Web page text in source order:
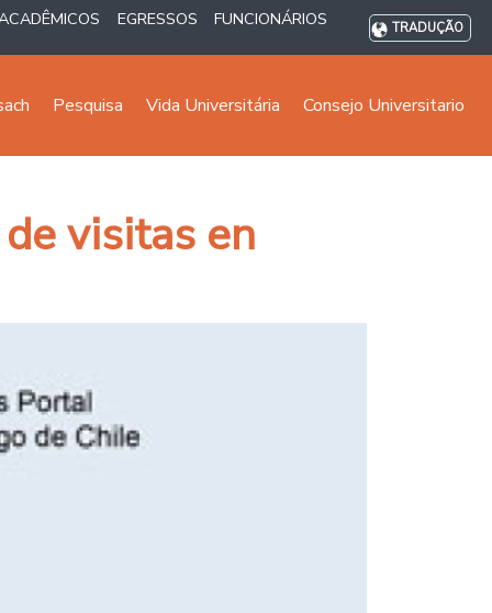
EGRESSOS FUNCIONÁRIOS TRADUÇÃO
Pesquisa Vida Universitária Consejo Universitario
visitas en